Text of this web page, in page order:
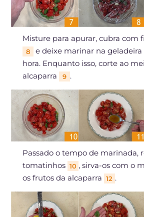
Misture para apurar, cubra com
8
e deixe marinar na geladeira
hora. Enquanto isso, corte ao
alcaparra
9 .
Passado o tempo de marinada,
tomatinhos 10 , sirva-os com o
os frutos da alcaparra 12 .